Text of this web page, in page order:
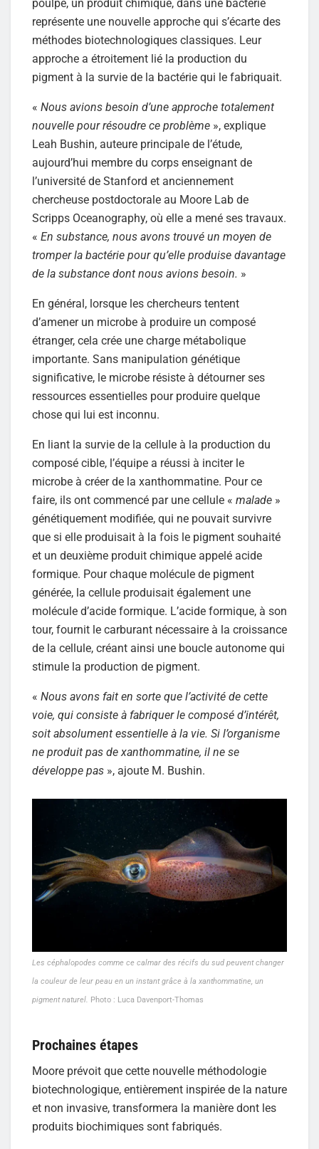
poulpe, un produit chimique, dans une bactérie
représente une nouvelle approche qui s’écarte des
méthodes biotechnologiques classiques. Leur
approche a étroitement lié la production du
pigment à la survie de la bactérie qui le fabriquait.
« Nous avions besoin d’une approche totalement
nouvelle pour résoudre ce problème », explique
Leah Bushin, auteure principale de l’étude,
aujourd’hui membre du corps enseignant de
l’université de Stanford et anciennement
chercheuse postdoctorale au Moore Lab de
Scripps Oceanography, où elle a mené ses travaux.
« En substance, nous avons trouvé un moyen de
tromper la bactérie pour qu’elle produise davantage
de la substance dont nous avions besoin. »
En général, lorsque les chercheurs tentent
d’amener un microbe à produire un composé
étranger, cela crée une charge métabolique
importante. Sans manipulation génétique
significative, le microbe résiste à détourner ses
ressources essentielles pour produire quelque
chose qui lui est inconnu.
En liant la survie de la cellule à la production du
composé cible, l’équipe a réussi à inciter le
microbe à créer de la xanthommatine. Pour ce
faire, ils ont commencé par une cellule « malade »
génétiquement modifiée, qui ne pouvait survivre
que si elle produisait à la fois le pigment souhaité
et un deuxième produit chimique appelé acide
formique. Pour chaque molécule de pigment
générée, la cellule produisait également une
molécule d’acide formique. L’acide formique, à son
tour, fournit le carburant nécessaire à la croissance
de la cellule, créant ainsi une boucle autonome qui
stimule la production de pigment.
« Nous avons fait en sorte que l’activité de cette
voie, qui consiste à fabriquer le composé d’intérêt,
soit absolument essentielle à la vie. Si l’organisme
ne produit pas de xanthommatine, il ne se
développe pas », ajoute M. Bushin.
Les céphalopodes comme ce calmar des récifs du sud peuvent changer
la couleur de leur peau en un instant grâce à la xanthommatine, un
pigment naturel. Photo : Luca Davenport-Thomas
Prochaines étapes
Moore prévoit que cette nouvelle méthodologie
biotechnologique, entièrement inspirée de la nature
et non invasive, transformera la manière dont les
produits biochimiques sont fabriqués.